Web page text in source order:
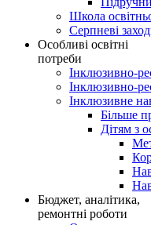
Школа
Серпневі
Особливі освітні
потреби
Інклюзивно-
Інклюзивно-
Інклюзивне
Більше
Дітям з
Бюджет, аналітика,
ремонтні роботи